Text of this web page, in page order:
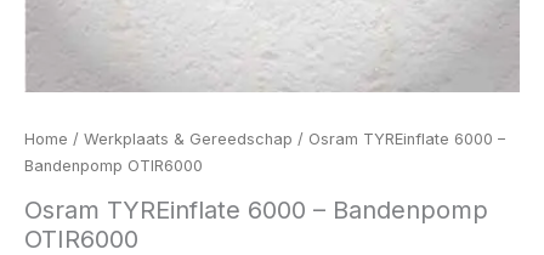
Home / Werkplaats & Gereedschap / Osram TYREinflate 6000 –
Bandenpomp OTIR6000
Osram TYREinflate 6000 – Bandenpomp
OTIR6000